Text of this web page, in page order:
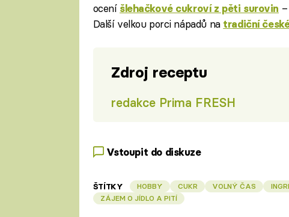
ocení šlehačkové cukroví z pěti surovin
Další velkou porci nápadů na tradiční
Zdroj receptu
redakce Prima FRESH
Vstoupit do diskuze
ŠTÍTKY HOBBY CUKR VOLNÝ ČAS
ZÁJEM O JÍDLO A PITÍ